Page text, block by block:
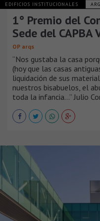
EDIFICIOS INSTITUCIONALES
1° Premio del
Sede del CAPBA
OP arqs
“Nos gustaba la casa
(hoy que las casas
liquidación de sus
nuestros bisabuelos, el
toda la infancia…” Julio